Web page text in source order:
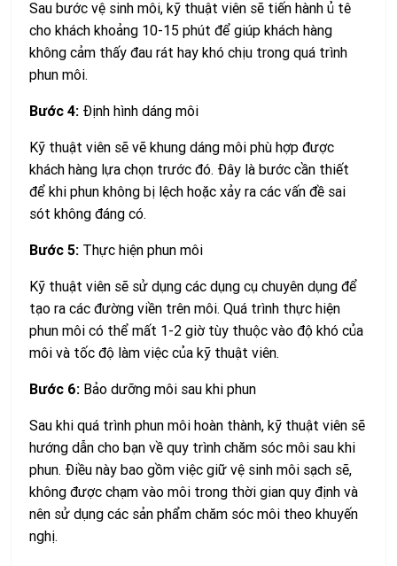
Sau bước vệ sinh môi, kỹ thuật viên sẽ tiến hành ủ tê
cho khách khoảng 10-15 phút để giúp khách hàng
không cảm thấy đau rát hay khó chịu trong quá trình
phun môi.
Bước 4: Định hình dáng môi
Kỹ thuật viên sẽ vẽ khung dáng môi phù hợp được
khách hàng lựa chọn trước đó. Đây là bước cần thiết
để khi phun không bị lệch hoặc xảy ra các vấn đề sai
sót không đáng có.
Bước 5: Thực hiện phun môi
Kỹ thuật viên sẽ sử dụng các dụng cụ chuyên dụng để
tạo ra các đường viền trên môi. Quá trình thực hiện
phun môi có thể mất 1-2 giờ tùy thuộc vào độ khó của
môi và tốc độ làm việc của kỹ thuật viên.
Bước 6: Bảo dưỡng môi sau khi phun
Sau khi quá trình phun môi hoàn thành, kỹ thuật viên sẽ
hướng dẫn cho bạn về quy trình chăm sóc môi sau khi
phun. Điều này bao gồm việc giữ vệ sinh môi sạch sẽ,
không được chạm vào môi trong thời gian quy định và
nên sử dụng các sản phẩm chăm sóc môi theo khuyến
nghị.